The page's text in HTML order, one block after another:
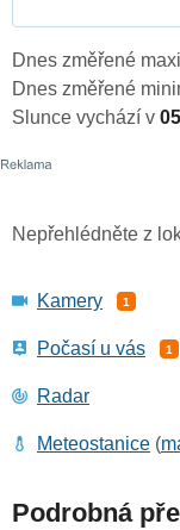
Dnes změřené
Dnes změřené
Slunce vychází v
Nepřehlédněte z
Kamery 1
Počasí u vás 1
Radar
Meteostanice (
Podrobná